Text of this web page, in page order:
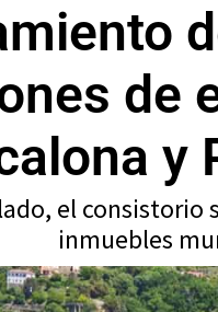
de
y
el consistorio
inmuebles